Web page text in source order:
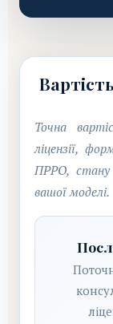
Точна
ліцензії,
ПРРО, стану
вашої моделі.